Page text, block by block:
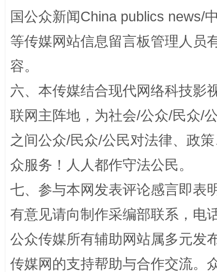
国公众新闻China publics news/
等传媒网站信息留言板管理人员
容。
六、本传媒结合现代网络科技影
联网主阵地，为社会/公众/民众/
之间公众/民众/公民对法律、政
众服务！人人都作守法公民。
七、参与本网发表评论感言即表
有意见请向制作采编部联系，电
公众传媒所有辅助网站属多元发
传媒网的支持帮助与合作交流。